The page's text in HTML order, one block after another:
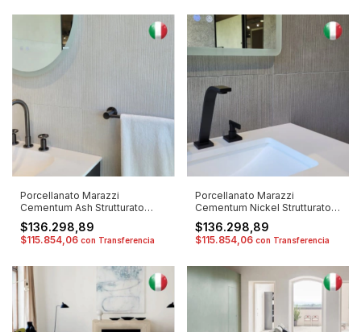
Porcellanato Marazzi
Cementum Ash Strutturato
60x120cm
$136.298,89
$115.854,06 con Transferencia
Porcellanato Marazzi
Cementum Nickel Strutturato
60x120cm
$136.298,89
$115.854,06 con Transferencia